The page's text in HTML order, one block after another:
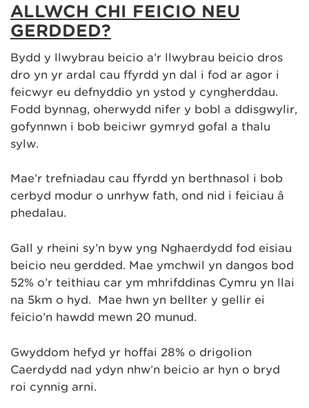
ALLWCH CHI FEICIO NEU
GERDDED?
Bydd y llwybrau beicio a’r llwybrau beicio dros
dro yn yr ardal cau ffyrdd yn dal i fod ar agor i
feicwyr eu defnyddio yn ystod y cyngherddau.
Fodd bynnag, oherwydd nifer y bobl a ddisgwylir,
gofynnwn i bob beiciwr gymryd gofal a thalu
sylw.
Mae’r trefniadau cau ffyrdd yn berthnasol i bob
cerbyd modur o unrhyw fath, ond nid i feiciau â
phedalau.
Gall y rheini sy’n byw yng Nghaerdydd fod eisiau
beicio neu gerdded. Mae ymchwil yn dangos bod
52% o’r teithiau car ym mhrifddinas Cymru yn llai
na 5km o hyd. Mae hwn yn bellter y gellir ei
feicio’n hawdd mewn 20 munud.
Gwyddom hefyd yr hoffai 28% o drigolion
Caerdydd nad ydyn nhw’n beicio ar hyn o bryd
roi cynnig arni.